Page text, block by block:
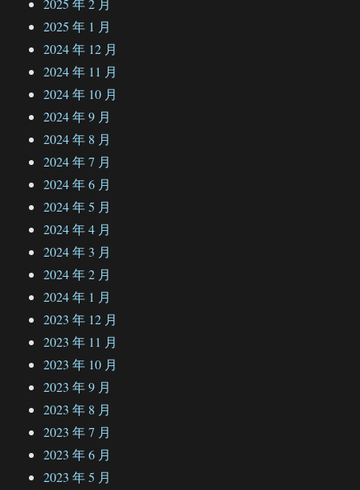
2025 年 2 月
2025 年 1 月
2024 年 12 月
2024 年 11 月
2024 年 10 月
2024 年 9 月
2024 年 8 月
2024 年 7 月
2024 年 6 月
2024 年 5 月
2024 年 4 月
2024 年 3 月
2024 年 2 月
2024 年 1 月
2023 年 12 月
2023 年 11 月
2023 年 10 月
2023 年 9 月
2023 年 8 月
2023 年 7 月
2023 年 6 月
2023 年 5 月